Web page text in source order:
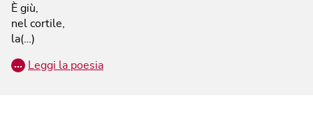
È giù,
nel cortile,
la(…)
… Leggi la poesia